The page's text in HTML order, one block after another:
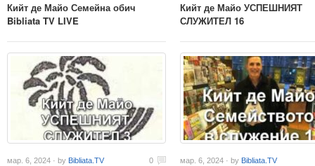
Кийт де Майо Семейна обич
Bibliata TV LIVE
Кийт де Майо УСПЕШНИЯТ
СЛУЖИТЕЛ 16
мар. 6, 2024 · by Bibliata.TV 0 мар. 6, 2024 · by Bibliata.TV